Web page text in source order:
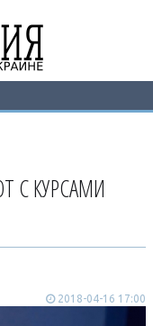
С КУРСАМИ
2018-04-16 17:00